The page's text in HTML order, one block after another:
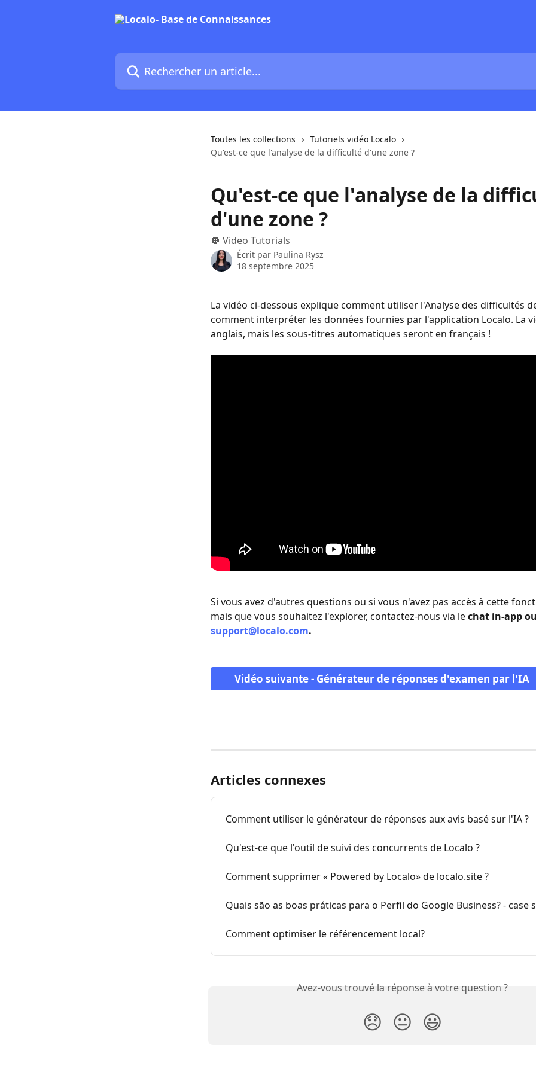
Rechercher un article...
Toutes les collections
Tutoriels vidéo Localo
Qu'est-ce que l'analyse de la difficulté d'une zone ?
Qu'est-ce que l'analyse de la
d'une zone ?
🔘 Video Tutorials
Écrit par Paulina Rysz
18 septembre 2025
La vidéo ci-dessous explique comment utiliser l'Analyse des difficultés
comment interpréter les données fournies par l'application Localo. La
anglais, mais les sous-titres automatiques seront en français !
Si vous avez d'autres questions ou si vous n'avez pas accès à cette
mais que vous souhaitez l'explorer, contactez-nous via le chat in-app
support@localo.com.
Vidéo suivante - Générateur de réponses d'examen par l'IA
Articles connexes
Comment utiliser le générateur de réponses aux avis basé sur l'IA ?
Qu'est-ce que l'outil de suivi des concurrents de Localo ?
Comment supprimer « Powered by Localo» de localo.site ?
Quais são as boas práticas para o Perfil do Google Business? - case
Comment optimiser le référencement local?
Avez-vous trouvé la réponse à votre question ?
😞 😐 😃